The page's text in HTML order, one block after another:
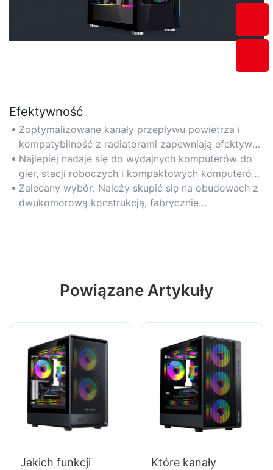
Efektywność
Zoptymalizowane kanały przepływu powietrza i
kompatybilność z radiatorami zapewniają efektywne
zarządzanie temperaturą, wydłużając żywotność
podzespołów. Gniazda rozszerzeń bez użycia
narzędzi i panele z szybkim demontażem
usprawniają modernizację sprzętu.
Najlepiej nadaje się do wydajnych komputerów do
gier, stacji roboczych i kompaktowych komputerów
wymagających niezawodnego chłodzenia i łatwej
konserwacji.
Zalecany wybór: Należy skupić się na obudowach z
dwukomorową konstrukcją, fabrycznie
Powiązane Artykuły
Jakich funkcji
Które kanały